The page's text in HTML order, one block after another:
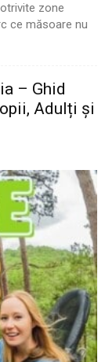
zone
ce măsoare nu
– Ghid
Adulți și